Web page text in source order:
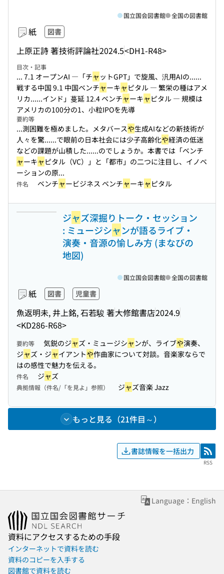
紙 図書
上原正詩 著技術評論社2024.5<DH1-R48>
国立国会図書館 全国の図書館
目次・記事
... 7.1 オープンAI ―「チャ ットGPT」で旋風、汎用AIの......
戦する中国 9.1 中国ベンチャーキャ ピタル ― 繁栄の種はアメ
リカ......インド」蔓延 12.4 ベンチャーキャ ピタル ― 規模は
アメリカの100分の1、小粒IPOを先導
要約等
...測困難を極めました。メタバースや生成AIなどの新技術が
人々を驚......で眼前の日本社会には少子高齢化や経済の低迷
などの課題が山積した......のでしょうか。本書では「ベンチ
ャーキャ ピタル（VC）」と「都市」の二つに注目し、イノベ
ーションの原...
件名 ベンチャービジネス ベンチャーキャ ピタル
ジャズ深掘りトーク・セッション
: ミュージシャンが語るライブ・
演奏・音源の愉しみ方 (まなびの
地図)
紙 図書 児童書
魚返明未, 井上銘, 石若駿 著大修館書店2024.9
<KD286-R68>
国立国会図書館 全国の図書館
要約等 気鋭のジャズ・ミュージシャ ンが、ライブや演奏、
ジャズ・ジャイアントや作曲家について対談。音楽家ならで
はの感性で魅力を伝える。
件名 ジャズ
典拠情報（件名/「を見よ」参照） ジャズ音楽 Jazz
もっと見る（21件目～）
書誌情報を一括出力 RSS
RSS
Language：English
資料にアクセスするための手段
インターネットで資料を読む
資料のコピーを入手する
図書館で資料を読む